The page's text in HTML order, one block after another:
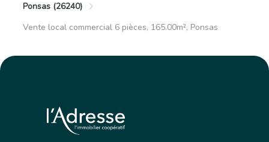
Ponsas (26240)
Vente local commercial 6 pièces, 165.00m², Ponsas